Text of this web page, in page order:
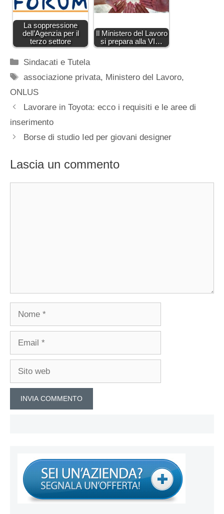
La soppressione
dell’Agenzia per il
terzo settore
Il Ministero del Lavoro
si prepara alla VI…
Categorie
Sindacati e Tutela
Tag
associazione privata, Ministero del Lavoro,
ONLUS
Lavorare in Toyota: ecco i requisiti e le aree di
inserimento
Borse di studio Ied per giovani designer
Lascia un commento
Nome
Email
Sito